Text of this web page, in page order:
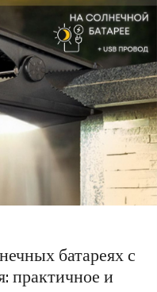
батареях с
практичное и